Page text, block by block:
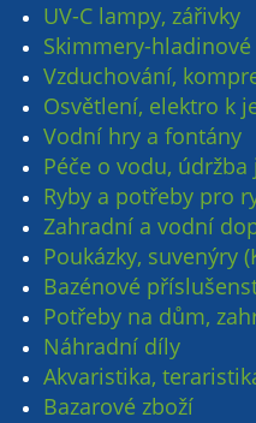
UV-C lampy, zářivky
Skimmery-hladinové
Vzduchování,
Osvětlení, elektro k
Vodní hry a fontány
Péče o vodu, údržba
Ryby a potřeby pro
Zahradní a vodní
Poukázky, suvenýry
Bazénové
Potřeby na dům,
Náhradní díly
Akvaristika,
Bazarové zboží